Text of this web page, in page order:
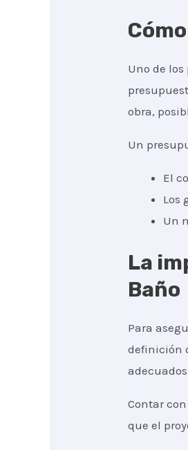
Uno de
obra,
Un
El
Los
Un
La
Baño
Para
definición
Contar
que el